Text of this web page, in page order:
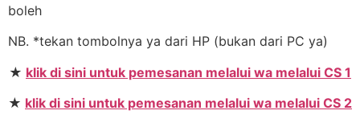
boleh
NB. *tekan tombolnya ya dari HP (bukan dari PC ya)
★ klik di sini untuk pemesanan melalui wa melalui CS 1
★ klik di sini untuk pemesanan melalui wa melalui CS 2